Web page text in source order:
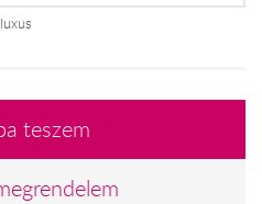
luxus
teszem